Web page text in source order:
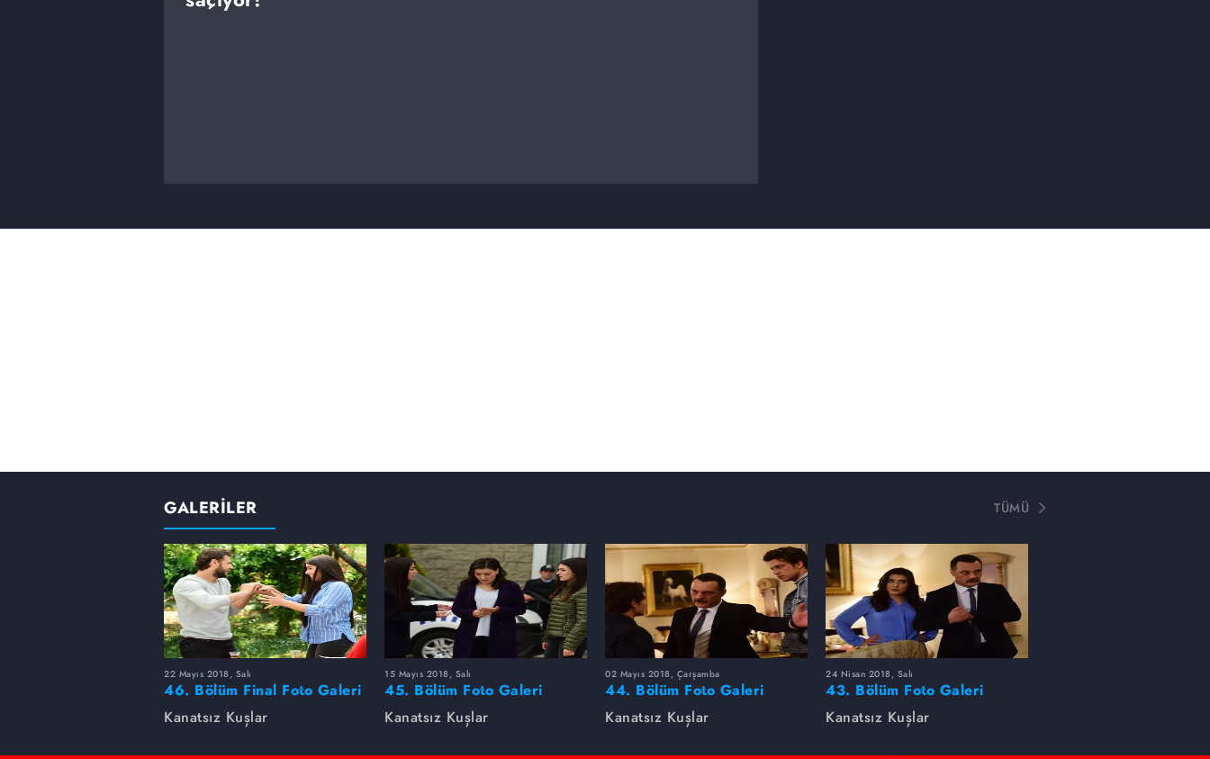
GALERİLER TÜMÜ
22 Mayıs 2018, Salı
46. Bölüm Final Foto Galeri
Kanatsız Kuşlar
15 Mayıs 2018, Salı
45. Bölüm Foto Galeri
Kanatsız Kuşlar
02 Mayıs 2018, Çarşamba
44. Bölüm Foto Galeri
Kanatsız Kuşlar
24 Nisan 2018, Salı
43. Bölüm Foto Galeri
Kanatsız Kuşlar